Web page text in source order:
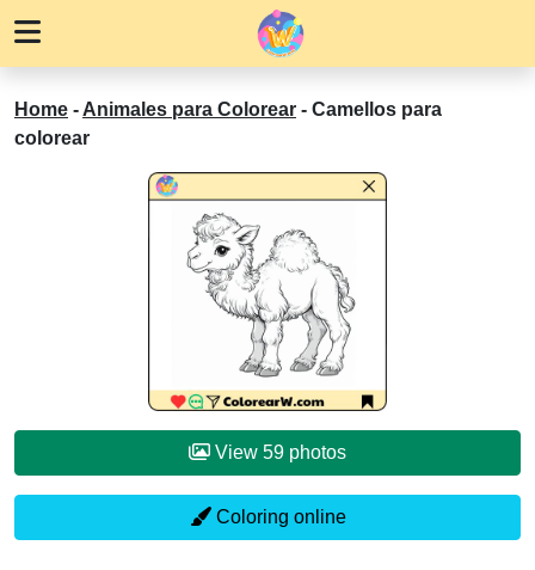
Home - Animales para Colorear - Camellos para
colorear
View 59 photos
Coloring online